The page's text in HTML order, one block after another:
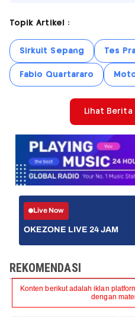
Topik Artikel :
Sirkuit Sepang Tes
Fabio Quartararo
Lihat Berita
Live Now
OKEZONE LIVE 24 JAM